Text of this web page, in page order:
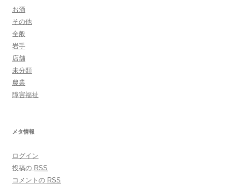
お酒
その他
全般
岩手
店舗
未分類
農業
障害福祉
メタ情報
ログイン
投稿の RSS
コメントの RSS